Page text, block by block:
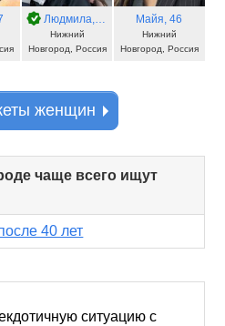
Людмила, 52
Нижний
Новгород, Россия
Майя, 46
Нижний
Новгород, Россия
женщин
чаще всего ищут
40 лет
ситуацию с